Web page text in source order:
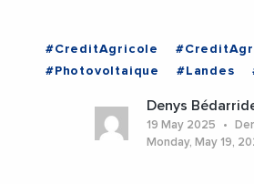
#CreditAgricole
#Photovoltaique
#Landes
Denys
19 May 2025
Monday, May 19,